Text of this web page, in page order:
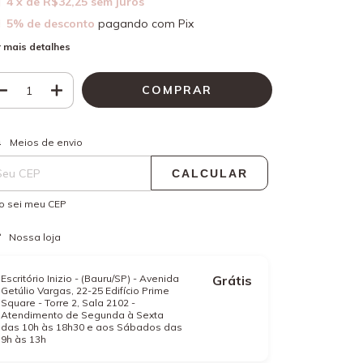
5% de desconto pagando com Pix
mais detalhes
para o CEP:
Meios de envio
CALCULAR
sei meu CEP
Nossa loja
Escritório Inizio - (Bauru/SP) - Avenida
Getúlio Vargas, 22-25 Edifício Prime
Square - Torre 2, Sala 2102 -
Atendimento de Segunda à Sexta
das 10h às 18h30 e aos Sábados das
9h às 13h
Grátis